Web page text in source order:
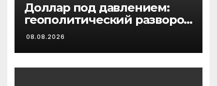
Доллар под давлением:
геополитический разворот
и раскол внутри ФРС
08.08.2026